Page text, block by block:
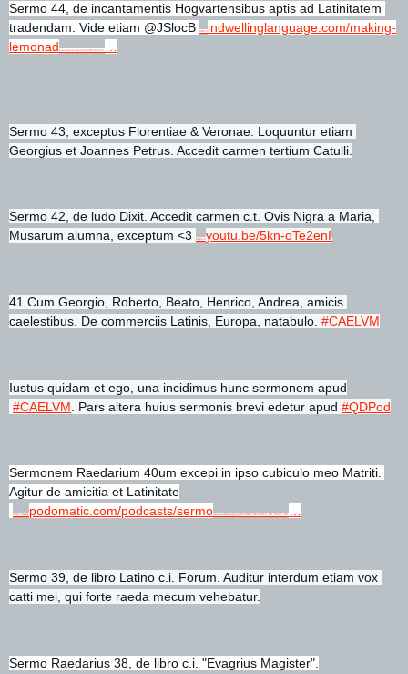
Sermo 44, de incantamentis Hogvartensibus aptis ad Latinitatem
tradendam. Vide etiam @JSlocB
http:// indwellinglanguage.com/making-
lemonad e-express-fluency-reflection-2/
Sermo 43, exceptus Florentiae & Veronae. Loquuntur etiam
Georgius et Joannes Petrus. Accedit carmen tertium Catulli.
Sermo 42, de ludo Dixit. Accedit carmen c.t. Ovis Nigra a Maria,
Musarum alumna, exceptum <3
https://youtu.be/5kn-oTe2enI
41 Cum Georgio, Roberto, Beato, Henrico, Andrea, amicis
caelestibus. De commerciis Latinis, Europa, natabulo. #CAELVM
Iustus quidam et ego, una incidimus hunc sermonem apud
#CAELVM . Pars altera huius sermonis brevi edetur apud #QDPod
Sermonem Raedarium 40um excepi in ipso cubiculo meo Matriti.
Agitur de amicitia et Latinitate
https://www. podomatic.com/podcasts/sermonesraedarii/episodes/2017-08-24T14_59_59-07_00 …
Sermo 39, de libro Latino c.i. Forum. Auditur interdum etiam vox
catti mei, qui forte raeda mecum vehebatur.
Sermo Raedarius 38, de libro c.i. "Evagrius Magister".